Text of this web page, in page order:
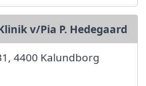
v/Pia P. Hedegaard
4400 Kalundborg